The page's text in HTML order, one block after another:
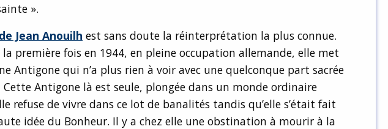
».
Jean Anouilh est sans doute la réinterprétation la plus connue.
la première fois en 1944, en pleine occupation allemande, elle met
Antigone qui n’a plus rien à voir avec une quelconque part sacrée
Antigone là est seule, plongée dans un monde ordinaire
refuse de vivre dans ce lot de banalités tandis qu’elle s’était fait
idée du Bonheur. Il y a chez elle une obstination à mourir à la